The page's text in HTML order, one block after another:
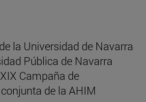
la Universidad de Navarra
Pública de Navarra
Campaña de
de la AHIM